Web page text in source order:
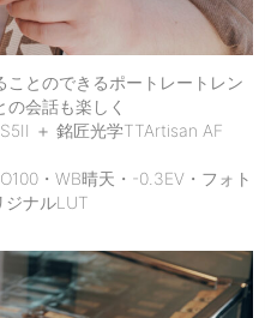
とのできるポートレートレン
会話も楽しく
＋ 銘匠光学TTArtisan AF
・WB晴天・-0.3EV・フォト
ジナルLUT